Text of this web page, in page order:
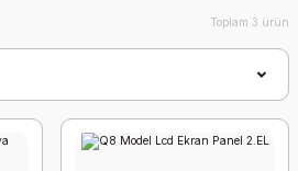
Toplam 3 ürün